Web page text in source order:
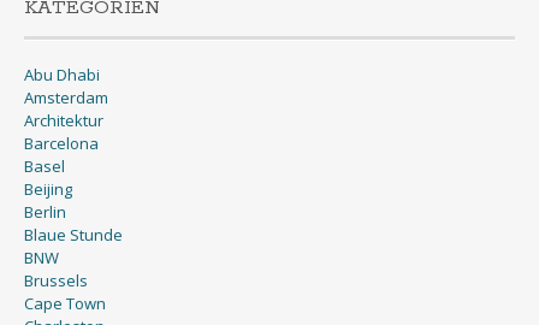
KATEGORIEN
Abu Dhabi
Amsterdam
Architektur
Barcelona
Basel
Beijing
Berlin
Blaue Stunde
BNW
Brussels
Cape Town